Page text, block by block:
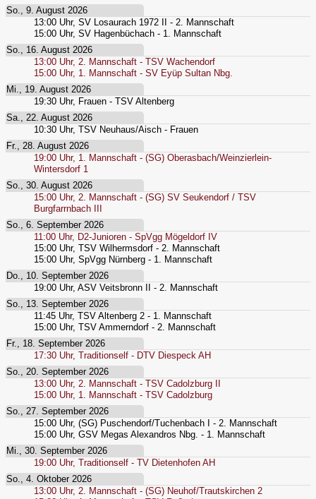
So., 9. August 2026
13:00 Uhr, SV Losaurach 1972 II - 2. Mannschaft
15:00 Uhr, SV Hagenbüchach - 1. Mannschaft
So., 16. August 2026
13:00 Uhr, 2. Mannschaft - TSV Wachendorf
15:00 Uhr, 1. Mannschaft - SV Eyüp Sultan Nbg.
Mi., 19. August 2026
19:30 Uhr, Frauen - TSV Altenberg
Sa., 22. August 2026
10:30 Uhr, TSV Neuhaus/Aisch - Frauen
Fr., 28. August 2026
19:00 Uhr, 1. Mannschaft - (SG) Oberasbach/Weinzierlein-
Wintersdorf 1
So., 30. August 2026
15:00 Uhr, 2. Mannschaft - (SG) SV Seukendorf / TSV
Burgfarrnbach III
So., 6. September 2026
11:00 Uhr, D2-Junioren - SpVgg Mögeldorf IV
15:00 Uhr, TSV Wilhermsdorf - 2. Mannschaft
15:00 Uhr, SpVgg Nürnberg - 1. Mannschaft
Do., 10. September 2026
19:00 Uhr, ASV Veitsbronn II - 2. Mannschaft
So., 13. September 2026
11:45 Uhr, TSV Altenberg 2 - 1. Mannschaft
15:00 Uhr, TSV Ammerndorf - 2. Mannschaft
Fr., 18. September 2026
17:30 Uhr, Traditionself - DTV Diespeck AH
So., 20. September 2026
13:00 Uhr, 2. Mannschaft - TSV Cadolzburg II
15:00 Uhr, 1. Mannschaft - TSV Cadolzburg
So., 27. September 2026
15:00 Uhr, (SG) Puschendorf/Tuchenbach I - 2. Mannschaft
15:00 Uhr, GSV Megas Alexandros Nbg. - 1. Mannschaft
Mi., 30. September 2026
19:00 Uhr, Traditionself - TV Dietenhofen AH
So., 4. Oktober 2026
13:00 Uhr, 2. Mannschaft - (SG) Neuhof/Trautskirchen 2